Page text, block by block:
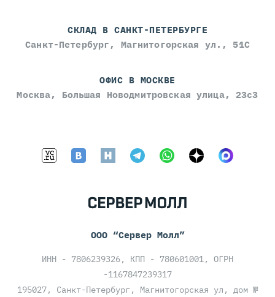
СКЛАД В САНКТ-ПЕТЕРБУРГЕ
Санкт-Петербург, Магнитогорская ул., 51С
ОФИС В МОСКВЕ
Москва, Большая Новодмитровская улица, 23с3
ООО “Сервер Молл”
ИНН - 7806239326, КПП - 780601001, ОГРН
-1167847239317
195027, Санкт-Петербург, Магнитогорская ул, дом №